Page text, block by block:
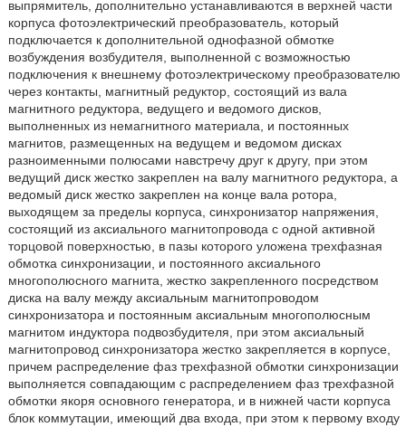
выпрямитель, дополнительно устанавливаются в верхней части
корпуса фотоэлектрический преобразователь, который
подключается к дополнительной однофазной обмотке
возбуждения возбудителя, выполненной с возможностью
подключения к внешнему фотоэлектрическому преобразователю
через контакты, магнитный редуктор, состоящий из вала
магнитного редуктора, ведущего и ведомого дисков,
выполненных из немагнитного материала, и постоянных
магнитов, размещенных на ведущем и ведомом дисках
разноименными полюсами навстречу друг к другу, при этом
ведущий диск жестко закреплен на валу магнитного редуктора, а
ведомый диск жестко закреплен на конце вала ротора,
выходящем за пределы корпуса, синхронизатор напряжения,
состоящий из аксиального магнитопровода с одной активной
торцовой поверхностью, в пазы которого уложена трехфазная
обмотка синхронизации, и постоянного аксиального
многополюсного магнита, жестко закрепленного посредством
диска на валу между аксиальным магнитопроводом
синхронизатора и постоянным аксиальным многополюсным
магнитом индуктора подвозбудителя, при этом аксиальный
магнитопровод синхронизатора жестко закрепляется в корпусе,
причем распределение фаз трехфазной обмотки синхронизации
выполняется совпадающим с распределением фаз трехфазной
обмотки якоря основного генератора, и в нижней части корпуса
блок коммутации, имеющий два входа, при этом к первому входу